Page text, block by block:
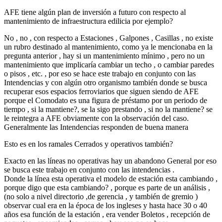
AFE tiene algún plan de inversión a futuro con respecto al
mantenimiento de infraestructura edilicia por ejemplo?
No , no , con respecto a Estaciones , Galpones , Casillas , no existe
un rubro destinado al mantenimiento, como ya le mencionaba en la
pregunta anterior , hay si un mantenimiento mínimo , pero no un
mantenimiento que implicaría cambiar un techo , o cambiar paredes
o pisos , etc. , por eso se hace este trabajo en conjunto con las
Intendencias y con algún otro organismo también donde se busca
recuperar esos espacios ferroviarios que siguen siendo de AFE
porque el Comodato es una figura de préstamo por un periodo de
tiempo , si la mantiene?, se la sigo prestando , si no la mantiene? se
le reintegra a AFE obviamente con la observación del caso.
Generalmente las Intendencias responden de buena manera
Esto es en los ramales Cerrados y operativos también?
Exacto en las líneas no operativas hay un abandono General por eso
se busca este trabajo en conjunto con las intendencias .
Donde la línea esta operativa el modelo de estación esta cambiando ,
porque digo que esta cambiando? , porque es parte de un análisis ,
(no solo a nivel directorio ,de gerencia , y también de gremio )
observar cual era en la época de los ingleses y hasta hace 30 o 40
años esa función de la estación , era vender Boletos , recepción de